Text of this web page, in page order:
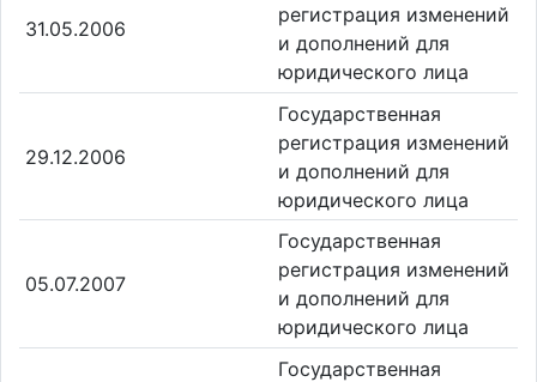
31.05.2006
регистрация изменений
и дополнений для
юридического лица
29.12.2006
Государственная
регистрация изменений
и дополнений для
юридического лица
05.07.2007
Государственная
регистрация изменений
и дополнений для
юридического лица
Государственная